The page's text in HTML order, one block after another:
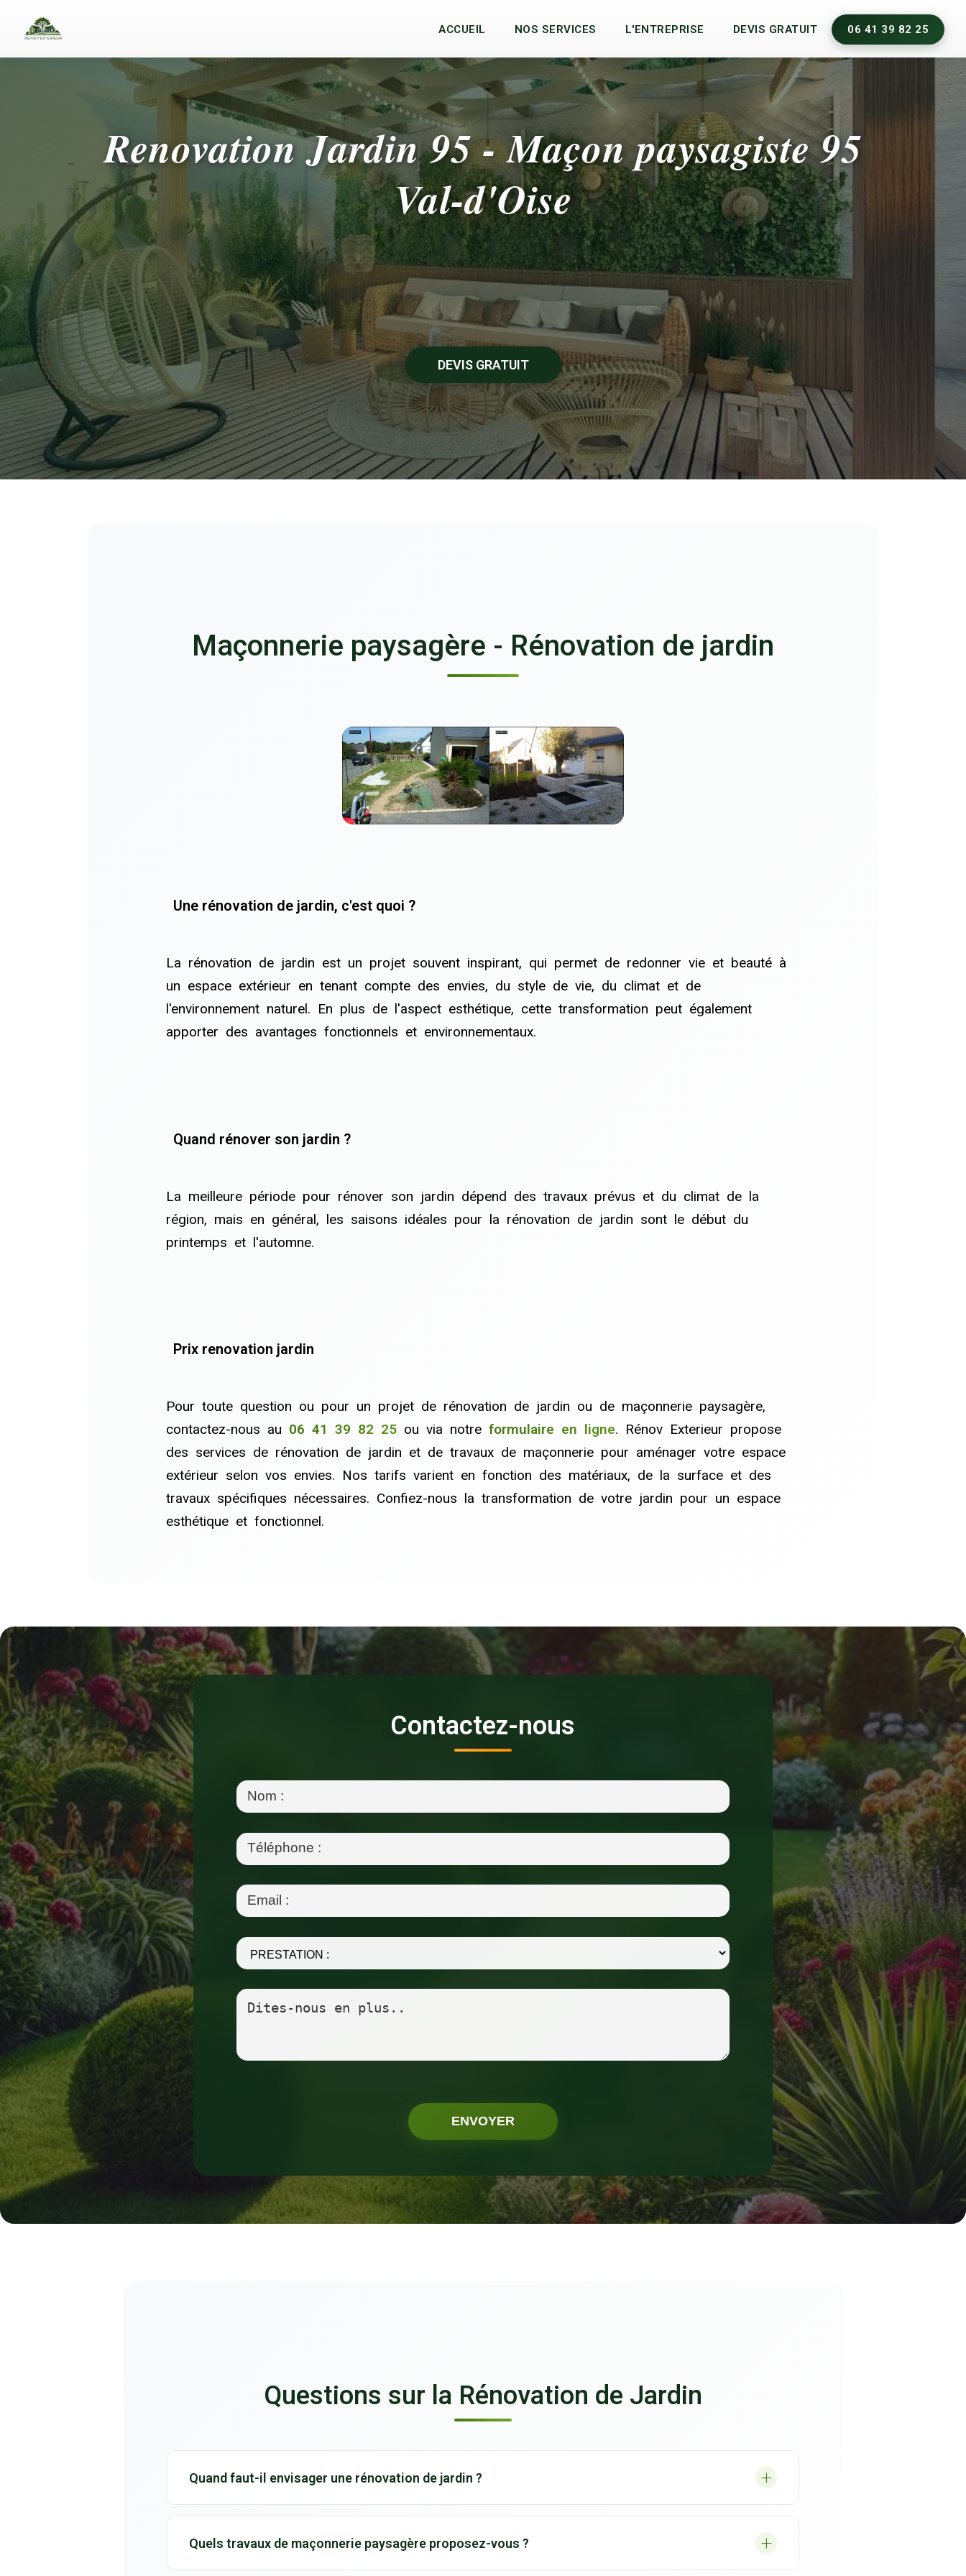
ACCUEIL NOS SERVICES L'ENTREPRISE DEVIS GRATUIT 06 41 39 82 25
Renovation Jardin 95 - Maçon paysagiste 95
Val-d'Oise
DEVIS GRATUIT
Maçonnerie paysagère - Rénovation de jardin
Une rénovation de jardin, c'est quoi ?
La rénovation de jardin est un projet souvent inspirant, qui permet de redonner vie et beauté à
un espace extérieur en tenant compte des envies, du style de vie, du climat et de
l'environnement naturel. En plus de l'aspect esthétique, cette transformation peut également
apporter des avantages fonctionnels et environnementaux.
Quand rénover son jardin ?
La meilleure période pour rénover son jardin dépend des travaux prévus et du climat de la
région, mais en général, les saisons idéales pour la rénovation de jardin sont le début du
printemps et l'automne.
Prix renovation jardin
Pour toute question ou pour un projet de rénovation de jardin ou de maçonnerie paysagère,
contactez-nous au 06 41 39 82 25ou via notre formulaire en ligne. Rénov Exterieur propose
des services de rénovation de jardin et de travaux de maçonnerie pour aménager votre espace
extérieur selon vos envies. Nos tarifs varient en fonction des matériaux, de la surface et des
travaux spécifiques nécessaires. Confiez-nous la transformation de votre jardin pour un espace
esthétique et fonctionnel.
Contactez-nous
Nom
:
Téléphone
:
Email
:
Prestation
:
Commentaires
ENVOYER
Questions sur la Rénovation de Jardin
Quand faut-il envisager une rénovation de jardin ?
abîmée, ou que l'aménagement ne correspond plus à vos besoins. C'est aussi idéal après l'achat d'une
Quels travaux de maçonnerie paysagère proposez-vous ?